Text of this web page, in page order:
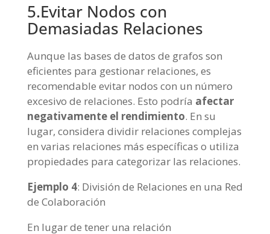
5.Evitar Nodos con
Demasiadas Relaciones
Aunque las bases de datos de grafos son
eficientes para gestionar relaciones, es
recomendable evitar nodos con un número
excesivo de relaciones. Esto podría afectar
negativamente el rendimiento. En su
lugar, considera dividir relaciones complejas
en varias relaciones más específicas o utiliza
propiedades para categorizar las relaciones.
Ejemplo 4: División de Relaciones en una Red
de Colaboración
En lugar de tener una relación